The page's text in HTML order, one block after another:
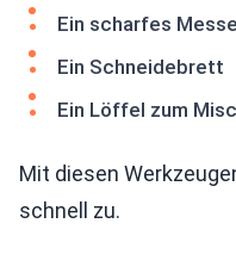
Ein scharfes
Ein Schneidebrett
Ein Löffel zum
Mit diesen
schnell zu.